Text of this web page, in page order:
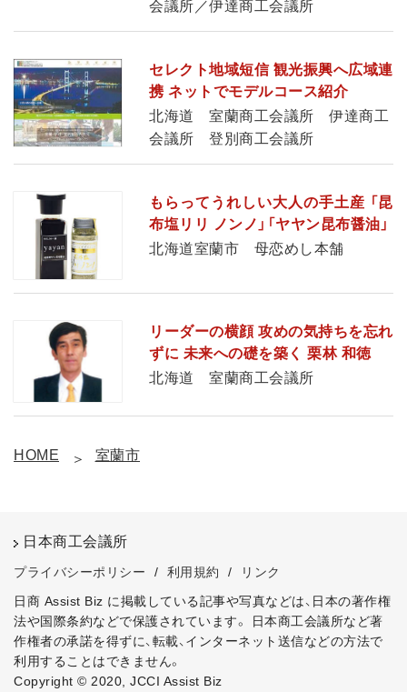
会議所／伊達商工会議所
セレクト地域短信 観光振興へ広域連
携 ネットでモデルコース紹介
北海道 室蘭商工会議所 伊達商工
会議所 登別商工会議所
もらってうれしい大人の手土産 「昆
布塩リリ ノンノ」「ヤヤン昆布醤油」
北海道室蘭市 母恋めし本舗
リーダーの横顔 攻めの気持ちを忘れ
ずに 未来への礎を築く 栗林 和徳
北海道 室蘭商工会議所
HOME 室蘭市
日本商工会議所
プライバシーポリシー / 利用規約 /
リンク
日商 Assist Biz に掲載している記事や写真などは、日本の著作権
法や国際条約などで保護されています。
日本商工会議所など著
作権者の承諾を得ずに、転載、インターネット送信などの方法で
利用することはできません。
Copyright © 2020, JCCI Assist Biz